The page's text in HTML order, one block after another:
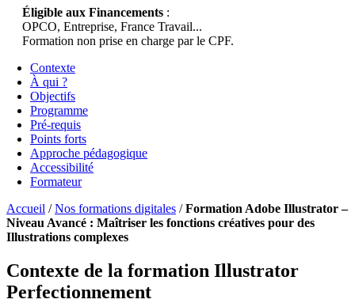
Éligible aux Financements :
OPCO, Entreprise, France Travail...
Formation non prise en charge par le CPF.
Contexte
À qui ?
Objectifs
Programme
Pré-requis
Points forts
Approche pédagogique
Accessibilité
Formateur
Accueil /Nos formations digitales /Formation Adobe Illustrator –
Niveau Avancé : Maîtriser les fonctions créatives pour des
Illustrations complexes
Contexte de la formation Illustrator
Perfectionnement